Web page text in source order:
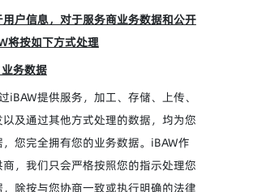
户信息，对于服务商业务数据和公开
将按如下方式处理
业务数据
iBAW提供服务，加工、存储、上传、
及通过其他方式处理的数据，均为您
您完全拥有您的业务数据。iBAW作
，我们只会严格按照您的指示处理您
除按与您协商一致或执行明确的法律